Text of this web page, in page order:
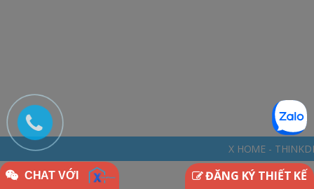
ĐĂNG KÝ THIẾT KẾ
CHAT VỚI
X HOME -